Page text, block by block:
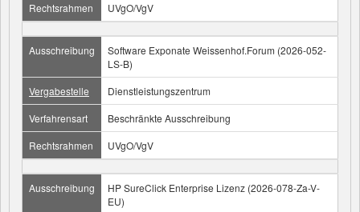
Rechtsrahmen
UVgO/VgV
Ausschreibung
Software Exponate Weissenhof.Forum (2026-052-
LS-B)
Vergabestelle
Dienstleistungszentrum
Verfahrensart
Beschränkte Ausschreibung
Rechtsrahmen
UVgO/VgV
Ausschreibung
HP SureClick Enterprise Lizenz (2026-078-Za-V-
EU)